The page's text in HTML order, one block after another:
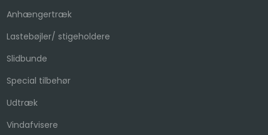
Anhængertræk
​Lastebøjler/ stigeholdere​
Slidbunde
Special tilbehør
Udtræk
Vindafvisere